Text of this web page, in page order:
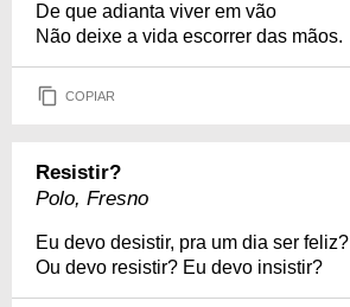
De que adianta viver em vão
Não deixe a vida escorrer das mãos.
COPIAR
Resistir?
Polo, Fresno
Eu devo desistir, pra um dia ser feliz?
Ou devo resistir? Eu devo insistir?